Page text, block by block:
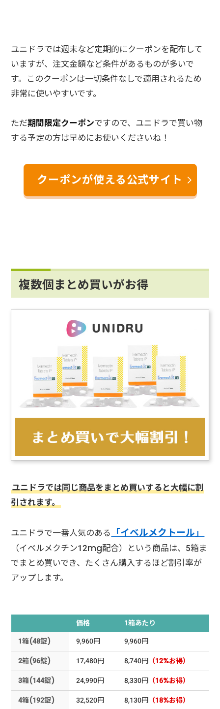
ユニドラでは週末など定期的にクーポンを配布して
いますが、注文金額など条件があるものが多いで
す。このクーポンは一切条件なしで適用されるため
非常に使いやすいです。
ただ期間限定クーポンですので、ユニドラで買い物
する予定の方は早めにお使いくださいね！
クーポンが使える公式サイト
複数個まとめ買いがお得
ユニドラでは同じ商品をまとめ買いすると大幅に割
引されます。
ユニドラで一番人気のある 「イベルメクトール」
（イベルメクチン12mg配合）という商品は、5箱ま
でまとめ買いでき、たくさん購入するほど割引率が
アップします。
価格
1箱あたり
1箱(48錠)
9,960円
9,960円
2箱(96錠)
17,480円 8,740円（12%お得）
3箱(144錠)
24,990円 8,330円（16%お得）
4箱(192錠)
32,520円 8,130円（18%お得）